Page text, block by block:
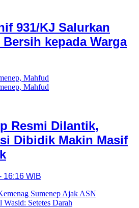
931/KJ Salurkan
kepada Warga
Resmi Dilantik,
Dibidik Makin Masif
16:16 WIB